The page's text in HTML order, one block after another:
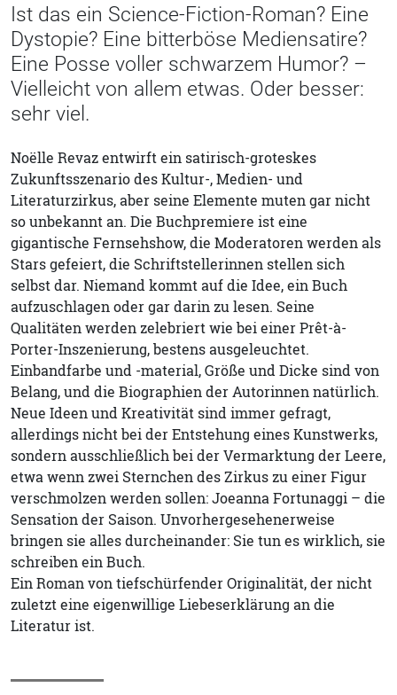
Ist das ein Science-Fiction-Roman? Eine
Dystopie? Eine bitterböse Mediensatire?
Eine Posse voller schwarzem Humor? –
Vielleicht von allem etwas. Oder besser:
sehr viel.
Noëlle Revaz entwirft ein satirisch-groteskes
Zukunftsszenario des Kultur-, Medien- und
Literaturzirkus, aber seine Elemente muten gar nicht
so unbekannt an. Die Buchpremiere ist eine
gigantische Fernsehshow, die Moderatoren werden als
Stars gefeiert, die Schriftstellerinnen stellen sich
selbst dar. Niemand kommt auf die Idee, ein Buch
aufzuschlagen oder gar darin zu lesen. Seine
Qualitäten werden zelebriert wie bei einer Prêt-à-
Porter-Inszenierung, bestens ausgeleuchtet.
Einbandfarbe und -material, Größe und Dicke sind von
Belang, und die Biographien der Autorinnen natürlich.
Neue Ideen und Kreativität sind immer gefragt,
allerdings nicht bei der Entstehung eines Kunstwerks,
sondern ausschließlich bei der Vermarktung der Leere,
etwa wenn zwei Sternchen des Zirkus zu einer Figur
verschmolzen werden sollen: Joeanna Fortunaggi – die
Sensation der Saison. Unvorhergesehenerweise
bringen sie alles durcheinander: Sie tun es wirklich, sie
schreiben ein Buch.
Ein Roman von tiefschürfender Originalität, der nicht
zuletzt eine eigenwillige Liebeserklärung an die
Literatur ist.